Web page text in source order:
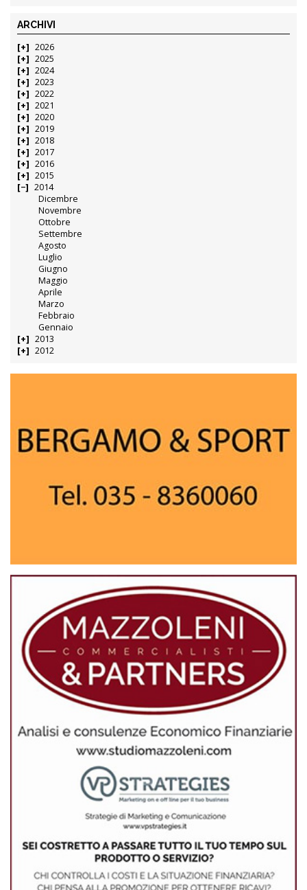
ARCHIVI
2026
2025
2024
2023
2022
2021
2020
2019
2018
2017
2016
2015
2014
Dicembre
Novembre
Ottobre
Settembre
Agosto
Luglio
Giugno
Maggio
Aprile
Marzo
Febbraio
Gennaio
2013
2012